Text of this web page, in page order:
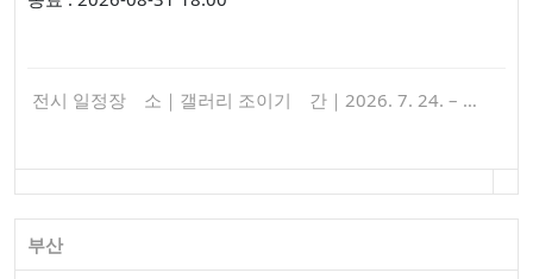
전시 일정장 소｜갤러리 조이기 간｜2026. 7. 24. – …
부산